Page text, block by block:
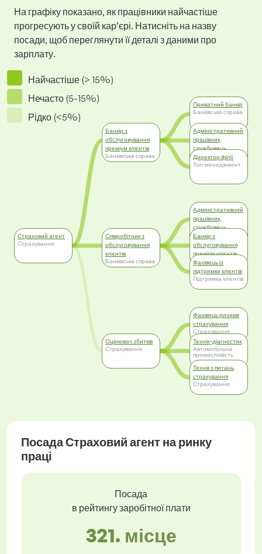
На графіку показано, як працівники найчастіше
прогресують у своїй кар’єрі. Натисніть на назву
посади, щоб переглянути її деталі з даними про
зарплату.
Найчастіше (> 15%)
Нечасто (5-15%)
Рідко (<5%)
Страховий агент
Страхування
Банкір з
обслуговування
преміум клієнтів
Банківська справа
Співробітник з
обслуговування
клієнтів
Банківська справа
Оцінювач збитків
Страхування
Приватний банкір
Банківська справа
Адміністративний
працівник,
службовець
Адміністративна
робота
Директор філії
Топ-менеджмент
Адміністративний
працівник,
службовець
Адміністративна
робота
Банкір з
обслуговування
преміум клієнтів
Банківська справа
Фахівець із
підтримки клієнтів
Підтримка клієнтів
Фахівець ризиків
страхування
Страхування
Технік-діагностик
Автомобільна
промисловість
Технік з питань
страхування
Страхування
Посада Страховий агент на ринку
праці
Посада
в рейтингу заробітної плати
321. місце